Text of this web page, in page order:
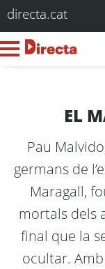
directa.cat
EL
Pau
germans de
Maragall,
mortals dels
final que la
ocultar.